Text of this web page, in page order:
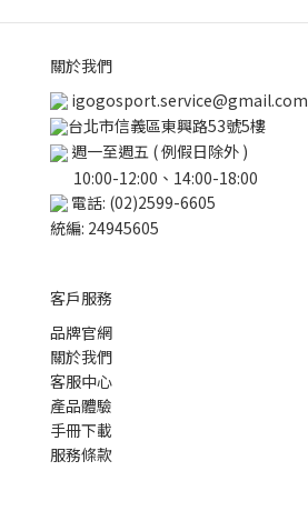
關於我們
igogosport.service@gmail.com
台北市信義區東興路53號5樓
週一至週五 ( 例假日除外 )
10:00-12:00、14:00-18:00
電話: (02)2599-6605
統編: 24945605
客戶服務
品牌官網
關於我們
客服中心
產品體驗
手冊下載
服務條款